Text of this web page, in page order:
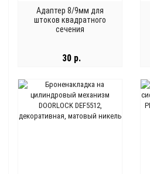
Адаптер 8/9мм для
штоков квадратного
сечения
30 р.